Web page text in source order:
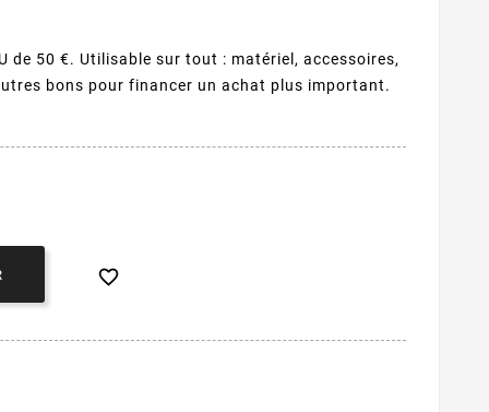
de 50 €. Utilisable sur tout : matériel, accessoires,
bons pour financer un achat plus important.
